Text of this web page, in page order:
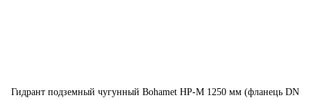
Гидрант подземный чугунный Bohamet HP-M 1250 мм (фланець DN